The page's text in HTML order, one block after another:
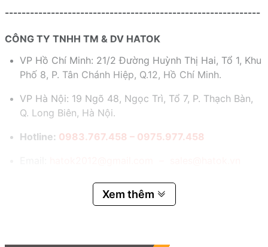
-------------------------------------------------------------
CÔNG TY TNHH TM & DV HATOK
VP Hồ Chí Minh: 21/2 Đường Huỳnh Thị Hai, Tổ 1, Khu
Phố 8, P. Tân Chánh Hiệp, Q.12, Hồ Chí Minh.
VP Hà Nội: 19 Ngõ 48, Ngọc Trì, Tổ 7, P. Thạch Bàn,
Q. Long Biên, Hà Nội.
Hotline: 0983.767.458 – 0975.977.458
Xem thêm